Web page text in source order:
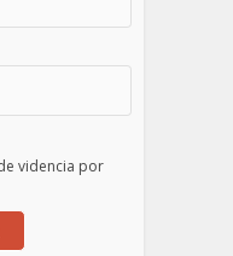
videncia por